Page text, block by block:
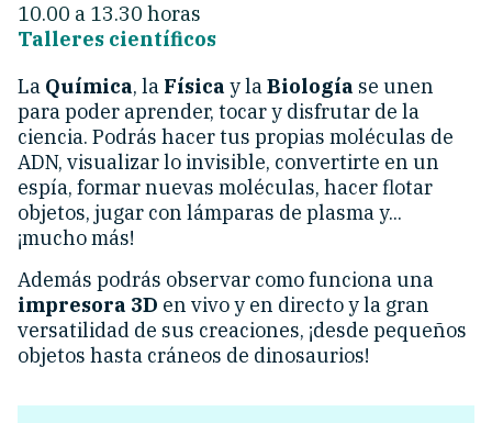
10.00 a 13.30 horas
Talleres científicos
La Química, la Física y laBiología se unen
para poder aprender, tocar y disfrutar de la
ciencia. Podrás hacer tus propias moléculas de
ADN, visualizar lo invisible, convertirte en un
espía, formar nuevas moléculas, hacer flotar
objetos, jugar con lámparas de plasma y...
¡mucho más!
Además podrás observar como funciona una
impresora 3D en vivo y en directo y la gran
versatilidad de sus creaciones, ¡desde pequeños
objetos hasta cráneos de dinosaurios!